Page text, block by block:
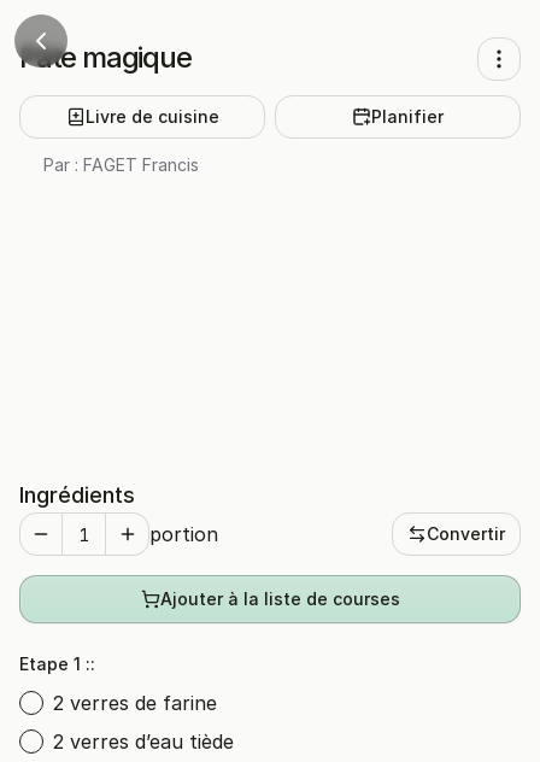
Pâte magique
Livre de cuisine Planifier
Par : FAGET Francis
Ingrédients
portion Convertir
Ajouter à la liste de courses
Etape 1 ::
2 verres de farine
2 verres d’eau tiède